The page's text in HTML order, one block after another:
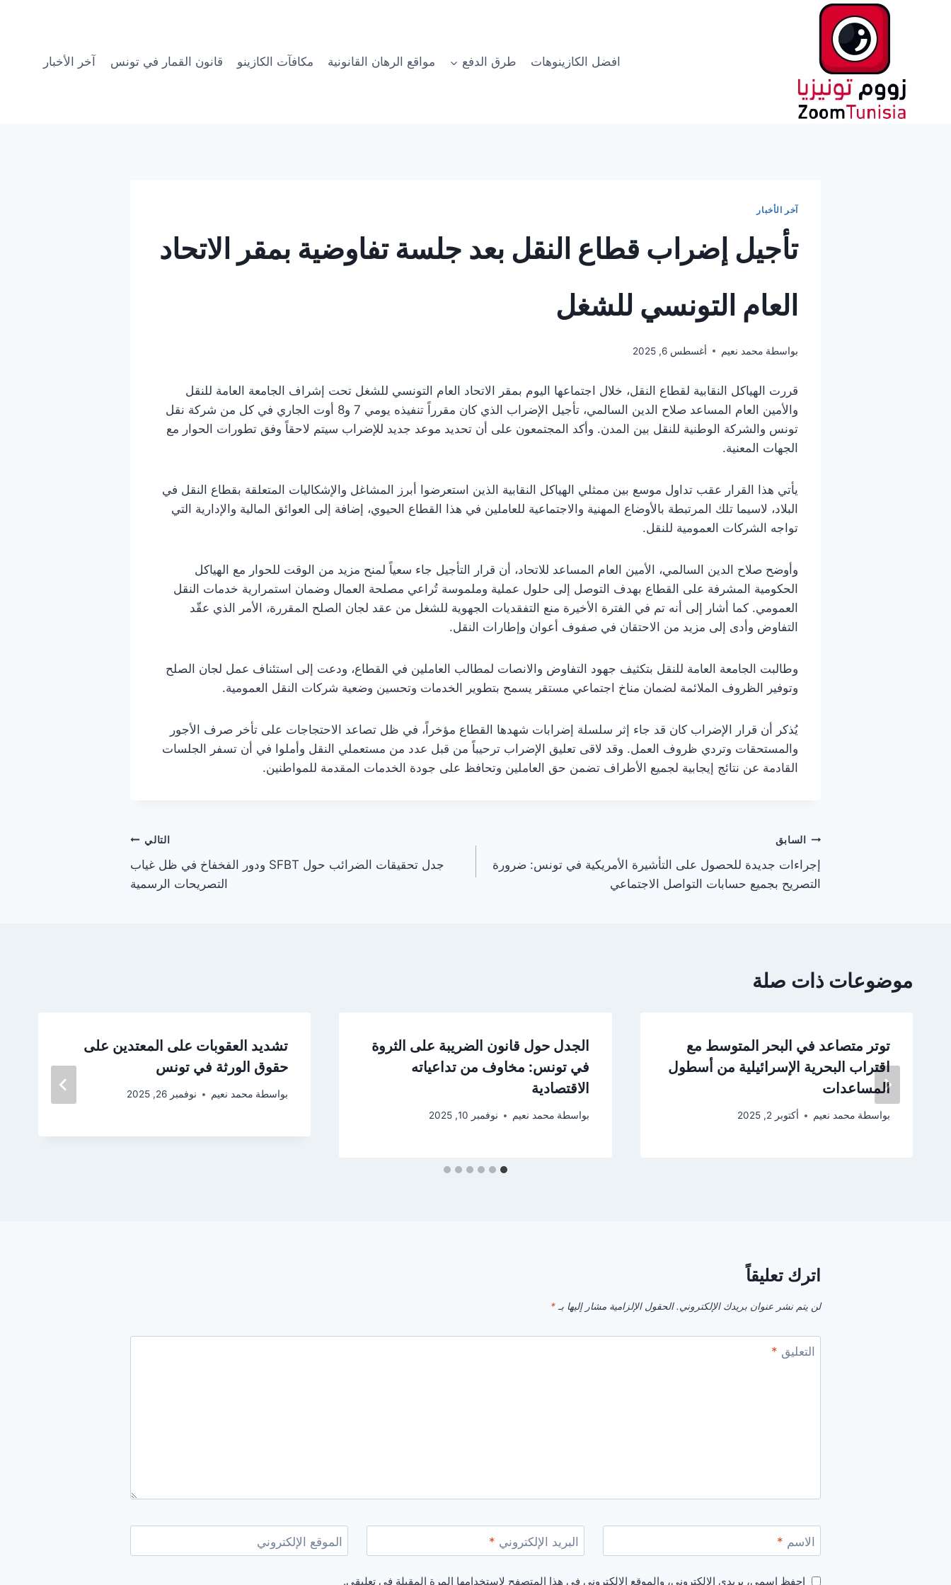
افضل الكازينوهات
طرق الدفع مواقع الرهان القانونية مكافآت الكازينو قانون القمار في تونس آخر الأخبار
آخر الأخبار
تأجيل إضراب قطاع النقل بعد جلسة تفاوضية بمقر الاتحاد
العام التونسي للشغل
بواسطة محمد نعيم أغسطس 6, 2025
قررت الهياكل النقابية لقطاع النقل، خلال اجتماعها اليوم بمقر الاتحاد العام التونسي للشغل تحت إشراف الجامعة العامة للنقل
والأمين العام المساعد صلاح الدين السالمي، تأجيل الإضراب الذي كان مقرراً تنفيذه يومي 7 و8 أوت الجاري في كل من شركة نقل
تونس والشركة الوطنية للنقل بين المدن. وأكد المجتمعون على أن تحديد موعد جديد للإضراب سيتم لاحقاً وفق تطورات الحوار مع
الجهات المعنية.
يأتي هذا القرار عقب تداول موسع بين ممثلي الهياكل النقابية الذين استعرضوا أبرز المشاغل والإشكاليات المتعلقة بقطاع النقل في
البلاد، لاسيما تلك المرتبطة بالأوضاع المهنية والاجتماعية للعاملين في هذا القطاع الحيوي، إضافة إلى العوائق المالية والإدارية التي
تواجه الشركات العمومية للنقل.
وأوضح صلاح الدين السالمي، الأمين العام المساعد للاتحاد، أن قرار التأجيل جاء سعياً لمنح مزيد من الوقت للحوار مع الهياكل
الحكومية المشرفة على القطاع بهدف التوصل إلى حلول عملية وملموسة تُراعي مصلحة العمال وضمان استمرارية خدمات النقل
العمومي. كما أشار إلى أنه تم في الفترة الأخيرة منع التفقديات الجهوية للشغل من عقد لجان الصلح المقررة، الأمر الذي عقّد
التفاوض وأدى إلى مزيد من الاحتقان في صفوف أعوان وإطارات النقل.
وطالبت الجامعة العامة للنقل بتكثيف جهود التفاوض والانصات لمطالب العاملين في القطاع، ودعت إلى استئناف عمل لجان الصلح
وتوفير الظروف الملائمة لضمان مناخ اجتماعي مستقر يسمح بتطوير الخدمات وتحسين وضعية شركات النقل العمومية.
يُذكر أن قرار الإضراب كان قد جاء إثر سلسلة إضرابات شهدها القطاع مؤخراً، في ظل تصاعد الاحتجاجات على تأخر صرف الأجور
والمستحقات وتردي ظروف العمل. وقد لاقى تعليق الإضراب ترحيباً من قبل عدد من مستعملي النقل وأملوا في أن تسفر الجلسات
القادمة عن نتائج إيجابية لجميع الأطراف تضمن حق العاملين وتحافظ على جودة الخدمات المقدمة للمواطنين.
تصفّح
المقالات
السابق
إجراءات جديدة للحصول على التأشيرة الأمريكية في تونس: ضرورة
التصريح بجميع حسابات التواصل الاجتماعي
التالي
جدل تحقيقات الضرائب حول SFBT ودور الفخفاخ في ظل غياب
التصريحات الرسمية
موضوعات ذات صلة
توتر متصاعد في البحر المتوسط مع
اقتراب البحرية الإسرائيلية من أسطول
المساعدات
بواسطة محمد نعيم أكتوبر 2, 2025
الجدل حول قانون الضريبة على الثروة
في تونس: مخاوف من تداعياته
الاقتصادية
بواسطة محمد نعيم نوفمبر 10, 2025
تشديد العقوبات على المعتدين على
حقوق الورثة في تونس
بواسطة محمد نعيم نوفمبر 26, 2025
اترك تعليقاً
لن يتم نشر عنوان بريدك الإلكتروني. الحقول الإلزامية مشار إليها بـ *
التعليق *
الاسم * البريد الإلكتروني * الموقع الإلكتروني
احفظ اسمي، بريدي الإلكتروني، والموقع الإلكتروني في هذا المتصفح لاستخدامها المرة المقبلة في تعليقي.